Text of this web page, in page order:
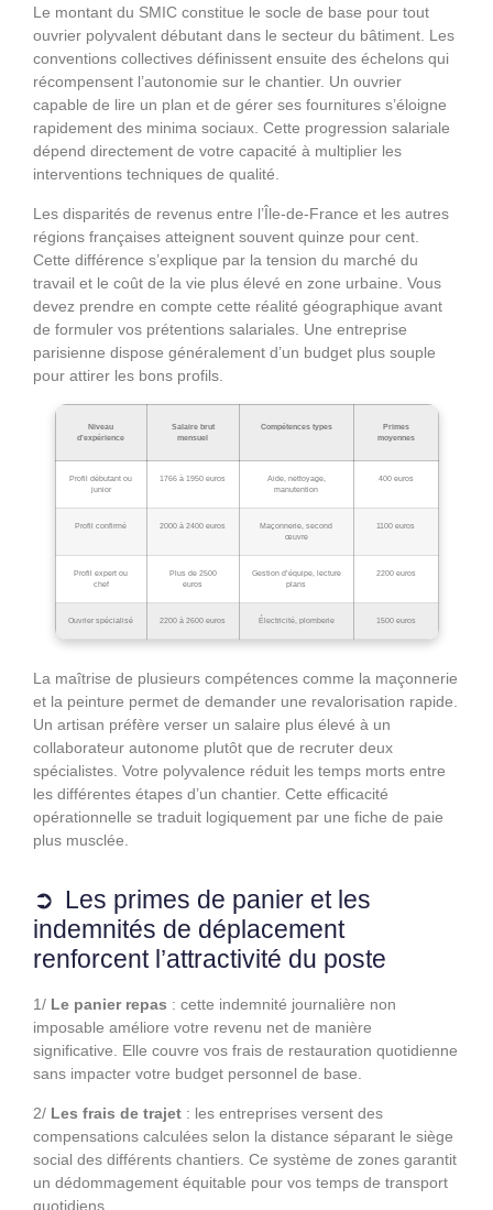
Le montant du SMIC constitue le socle de base pour tout
ouvrier polyvalent débutant dans le secteur du bâtiment. Les
conventions collectives définissent ensuite des échelons qui
récompensent l’autonomie sur le chantier. Un ouvrier
capable de lire un plan et de gérer ses fournitures s’éloigne
rapidement des minima sociaux. Cette progression salariale
dépend directement de votre capacité à multiplier les
interventions techniques de qualité.
Les disparités de revenus entre l’Île-de-France et les autres
régions françaises atteignent souvent quinze pour cent.
Cette différence s’explique par la tension du marché du
travail et le coût de la vie plus élevé en zone urbaine. Vous
devez prendre en compte cette réalité géographique avant
de formuler vos prétentions salariales. Une entreprise
parisienne dispose généralement d’un budget plus souple
pour attirer les bons profils.
Niveau
d’expérience
Salaire brut
mensuel
Compétences types
Primes
moyennes
Profil débutant ou
junior
1766 à 1950 euros
Aide, nettoyage,
manutention
400 euros
Profil confirmé 2000 à 2400 euros
Maçonnerie, second
œuvre
1100 euros
Profil expert ou
chef
Plus de 2500
euros
Gestion d’équipe, lecture
plans
2200 euros
Ouvrier spécialisé 2200 à 2600 euros Électricité, plomberie 1500 euros
La maîtrise de plusieurs compétences comme la maçonnerie
et la peinture permet de demander une revalorisation rapide.
Un artisan préfère verser un salaire plus élevé à un
collaborateur autonome plutôt que de recruter deux
spécialistes. Votre polyvalence réduit les temps morts entre
les différentes étapes d’un chantier. Cette efficacité
opérationnelle se traduit logiquement par une fiche de paie
plus musclée.
Les primes de panier et les
indemnités de déplacement
renforcent l’attractivité du poste
1/ Le panier repas : cette indemnité journalière non
imposable améliore votre revenu net de manière
significative. Elle couvre vos frais de restauration quotidienne
sans impacter votre budget personnel de base.
2/ Les frais de trajet : les entreprises versent des
compensations calculées selon la distance séparant le siège
social des différents chantiers. Ce système de zones garantit
un dédommagement équitable pour vos temps de transport
quotidiens.